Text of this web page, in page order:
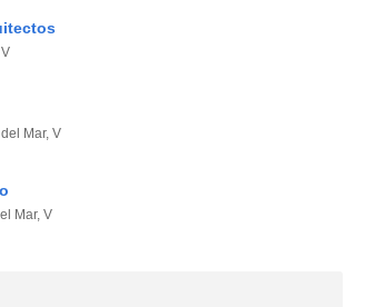
Mar, V
Mar, V